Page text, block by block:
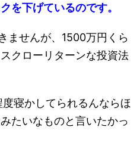
を下げているのです。
ませんが、1500万円くら
クローリターンな投資法
寝かしてられるんならほ
たいなものと言いたかっ